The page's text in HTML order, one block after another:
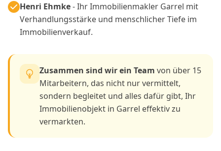
Henri Ehmke- Ihr Immobilienmakler Garrel mit
Verhandlungsstärke und menschlicher Tiefe im
Immobilienverkauf.
Zusammen sind wir ein Team von über 15
Mitarbeitern, das nicht nur vermittelt,
sondern begleitet und alles dafür gibt, Ihr
Immobilienobjekt in Garrel effektiv zu
vermarkten.